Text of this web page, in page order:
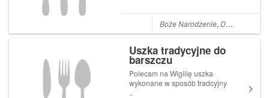
klasyczny wigilijny deser.U
mnie w domu od zawsze robi
Boże Narodzenie,Desery
Uszka tradycyjne do
barszczu
Polecam na Wigilię uszka
wykonane w sposób tradcyjny
..